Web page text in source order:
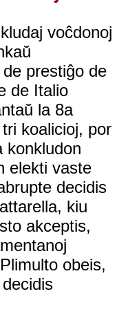
voĉdonoj
prestiĝo de
de Italio
la 8a
koalicioj, por
konkludon
elekti vaste
decidis
kiu
akceptis,
obeis,